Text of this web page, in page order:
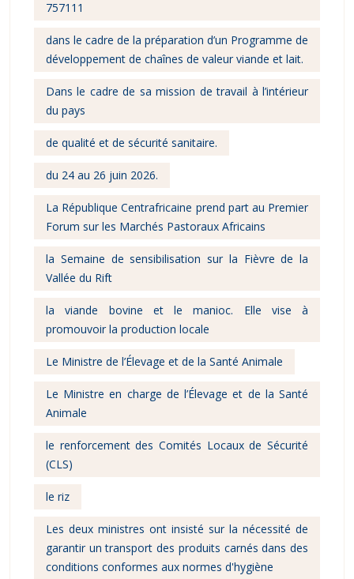
757111
dans le cadre de la préparation d’un Programme de
développement de chaînes de valeur viande et lait.
Dans le cadre de sa mission de travail à l’intérieur
du pays
de qualité et de sécurité sanitaire.
du 24 au 26 juin 2026.
La République Centrafricaine prend part au Premier
Forum sur les Marchés Pastoraux Africains
la Semaine de sensibilisation sur la Fièvre de la
Vallée du Rift
la viande bovine et le manioc. Elle vise à
promouvoir la production locale
Le Ministre de l’Élevage et de la Santé Animale
Le Ministre en charge de l’Élevage et de la Santé
Animale
le renforcement des Comités Locaux de Sécurité
(CLS)
le riz
Les deux ministres ont insisté sur la nécessité de
garantir un transport des produits carnés dans des
conditions conformes aux normes d'hygiène